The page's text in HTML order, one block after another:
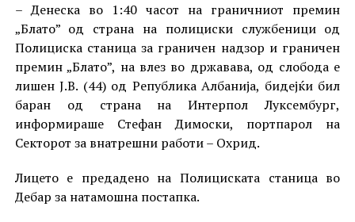
– Денеска во 1:40 часот на граничниот премин
„Блато” од страна на полициски службеници од
Полициска станица за граничен надзор и граничен
премин „Блато”, на влез во државава, од слобода е
лишен Ј.В. (44) од Република Албанија, бидејќи бил
баран од страна на Интерпол Луксембург,
информираше Стефан Димоски, портпарол на
Секторот за внатрешни работи – Охрид.
Лицето е предадено на Полициската станица во
Дебар за натамошна постапка.